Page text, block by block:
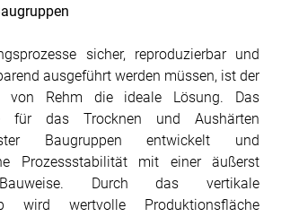
sicher, reproduzierbar und
ausgeführt werden müssen, ist der
von Rehm die ideale Lösung. Das
für das Trocknen und Aushärten
Baugruppen entwickelt und
Prozessstabilität mit einer äußerst
Durch das vertikale
wird wertvolle Produktionsfläche